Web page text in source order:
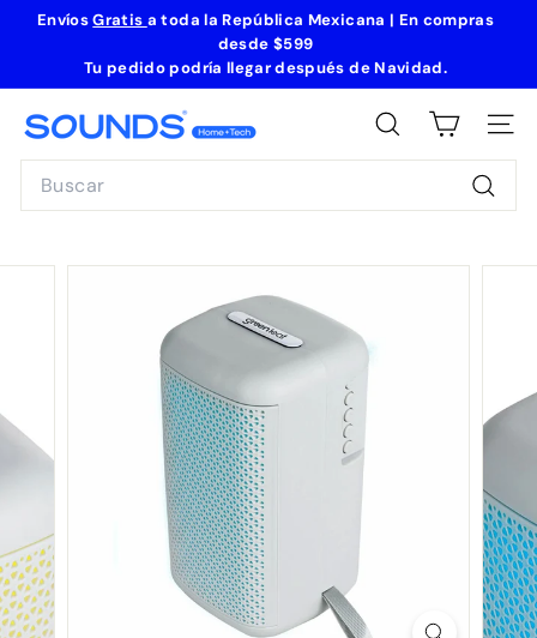
contenido
diapositivas
pausa
EnvíosGratis a toda la República Mexicana | En compras
desde $599
Tu pedido podría llegar después de Navidad.
S
o
n
s
+
h
BUSCAR
Search
Buscar